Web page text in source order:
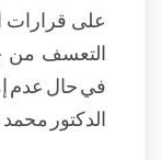
على قرارات
التعسف من
في حال عدم
الدكتور